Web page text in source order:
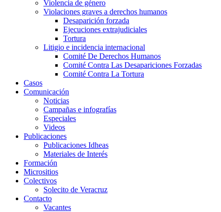
Violencia de género
Violaciones graves a derechos humanos
Desaparición forzada​
Ejecuciones extrajudiciales
Tortura
Litigio e incidencia internacional
Comité De Derechos Humanos​
Comité Contra Las Desapariciones Forzadas
Comité Contra La Tortura​
Casos
Comunicación
Noticias
Campañas e infografías
Especiales
Videos
Publicaciones
Publicaciones Idheas
Materiales de Interés
Formación
Micrositios
Colectivos
Solecito de Veracruz
Contacto
Vacantes